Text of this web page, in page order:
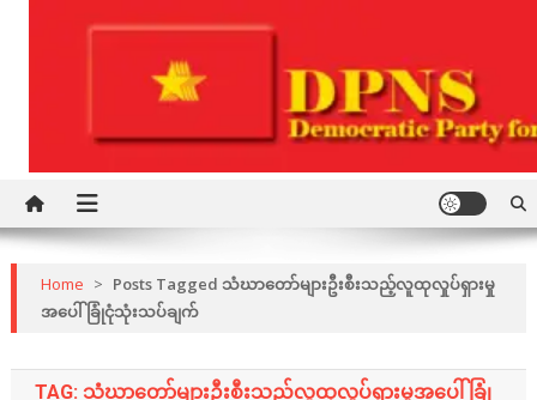
DPNS
Home > Posts Tagged သံဃာတော်များဦးစီးသည့်လူထုလှုပ်ရှားမှု
အပေါ်ခြုံငုံသုံးသပ်ချက်
TAG: သံဃာတော်များဦးစီးသည့်လူထုလှုပ်ရှားမှုအပေါ်ခြုံ